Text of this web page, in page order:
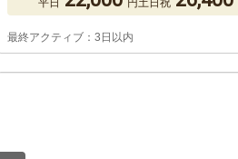
最終アクティブ：3日以内